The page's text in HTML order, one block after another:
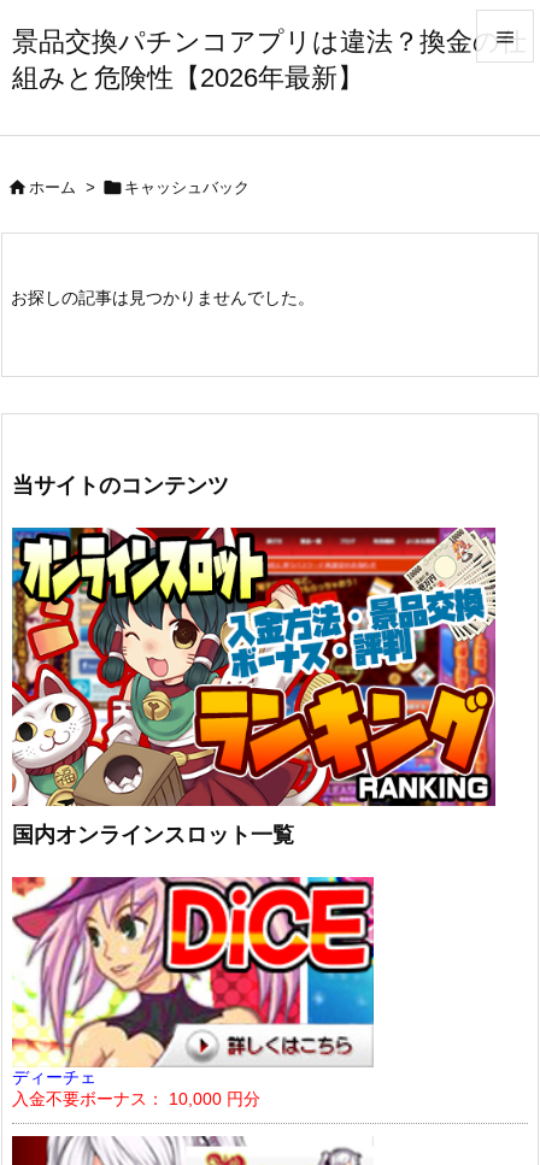
景品交換パチンコアプリは違法？換金の仕
組みと危険性【2026年最新】

前へ
ホーム >  キャッシュバック
お探しの記事は見つかりませんでした。
当サイトのコンテンツ
国内オンラインスロット一覧
ディーチェ
入金不要ボーナス： 10,000 円分